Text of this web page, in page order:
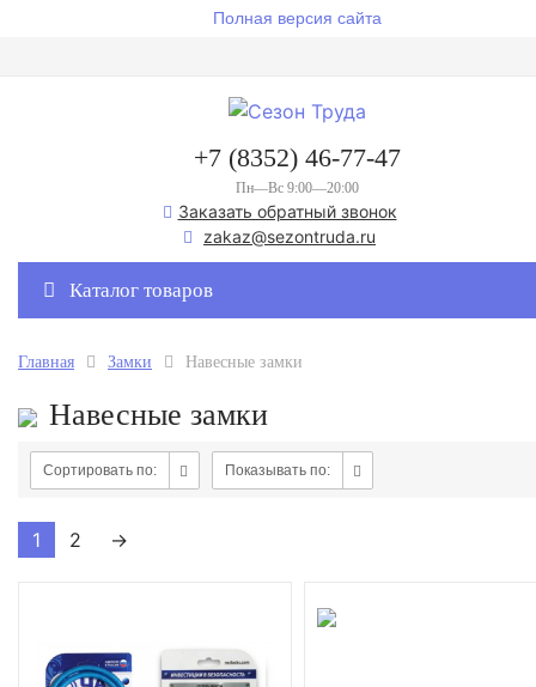
Полная версия сайта
+7 (8352) 46-77-47
Пн—Вс 9:00—20:00
Заказать обратный звонок
zakaz@sezontruda.ru
Каталог товаров
Главная Замки Навесные замки
Навесные замки
Сортировать по: Показывать по:
1 2 →